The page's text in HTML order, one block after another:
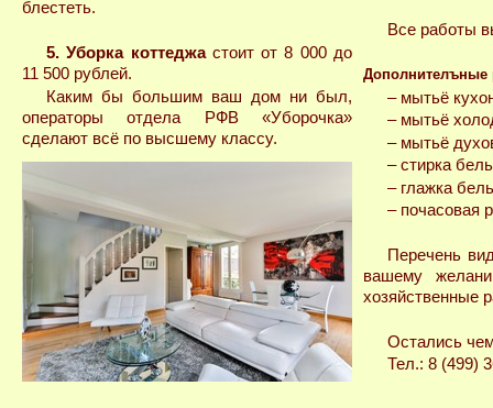
блестеть.
5. Уборка коттеджастоит от 8 000 до
11 500 рублей.
Каким бы большим ваш дом ни был,
операторы отдела РФВ «Уборочка»
сделают всё по высшему классу.
Все работы
Дополнителъные
– мытьё
– мытьё
– мытьё
– стирка
– глажка
– почасовая
Перечень
вашему
хозяйственные
Остались
Тел.: 8 (499)